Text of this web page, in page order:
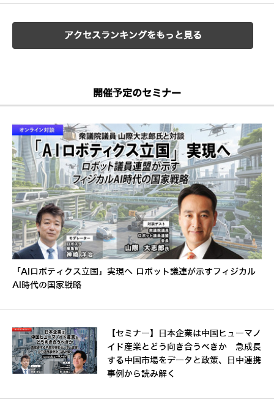
アクセスランキングをもっと見る
開催予定のセミナー
「AIロボティクス立国」実現へ ロボット議連が示すフィジカル
AI時代の国家戦略
【セミナー】日本企業は中国ヒューマノ
イド産業とどう向き合うべきか 急成長
する中国市場をデータと政策、日中連携
事例から読み解く